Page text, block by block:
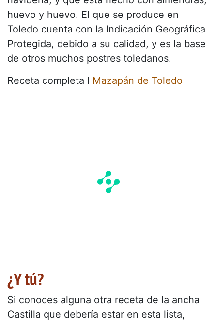
huevo y huevo. El que se produce en
Toledo cuenta con la Indicación Geográfica
Protegida, debido a su calidad, y es la base
de otros muchos postres toledanos.
Receta completa I Mazapán de Toledo
¿Y tú?
Si conoces alguna otra receta de la ancha
Castilla que debería estar en esta lista,